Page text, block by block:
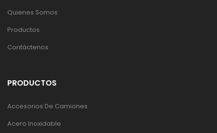
Quienes Somos
Productos
Contáctenos
PRODUCTOS
Accesorios De Camiones
Acero Inoxidable